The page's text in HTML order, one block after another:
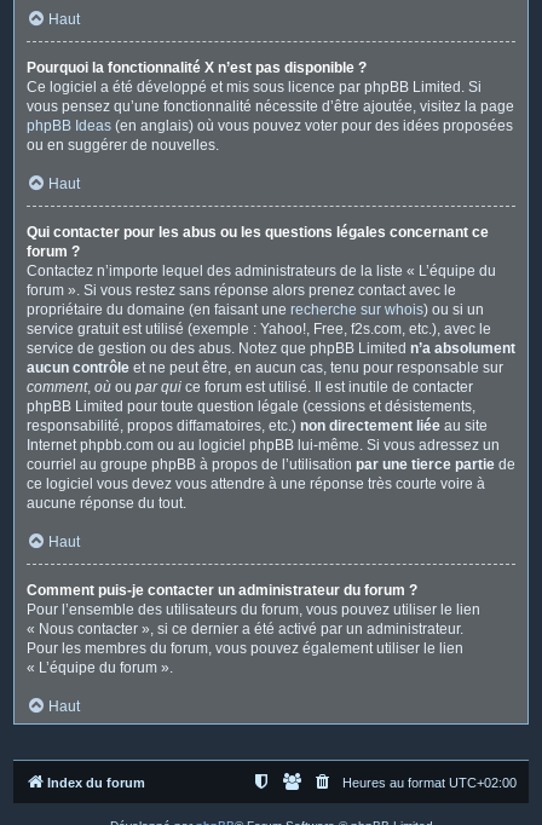
Haut
Pourquoi la fonctionnalité X n’est pas disponible ?
Ce logiciel a été développé et mis sous licence par phpBB Limited. Si
vous pensez qu’une fonctionnalité nécessite d’être ajoutée, visitez la page
phpBB Ideas (en anglais) où vous pouvez voter pour des idées proposées
ou en suggérer de nouvelles.
Haut
Qui contacter pour les abus ou les questions légales concernant ce
forum ?
Contactez n’importe lequel des administrateurs de la liste « L’équipe du
forum ». Si vous restez sans réponse alors prenez contact avec le
propriétaire du domaine (en faisant une recherche sur whois) ou si un
service gratuit est utilisé (exemple : Yahoo!, Free, f2s.com, etc.), avec le
service de gestion ou des abus. Notez que phpBB Limited n’a absolument
aucun contrôle et ne peut être, en aucun cas, tenu pour responsable sur
comment, où ou par qui ce forum est utilisé. Il est inutile de contacter
phpBB Limited pour toute question légale (cessions et désistements,
responsabilité, propos diffamatoires, etc.) non directement liée au site
Internet phpbb.com ou au logiciel phpBB lui-même. Si vous adressez un
courriel au groupe phpBB à propos de l’utilisation par une tierce partie de
ce logiciel vous devez vous attendre à une réponse très courte voire à
aucune réponse du tout.
Haut
Comment puis-je contacter un administrateur du forum ?
Pour l’ensemble des utilisateurs du forum, vous pouvez utiliser le lien
« Nous contacter », si ce dernier a été activé par un administrateur.
Pour les membres du forum, vous pouvez également utiliser le lien
« L’équipe du forum ».
Haut
Index du forum Heures au format UTC+02:00